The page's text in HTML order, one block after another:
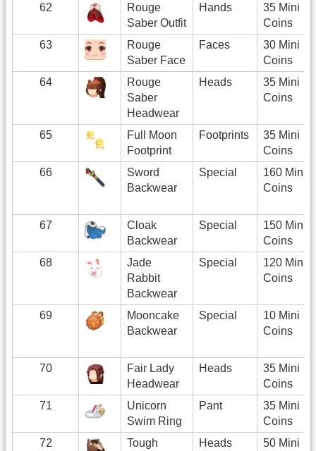
62
Rouge
Saber Outfit
Hands
35 Mini
Coins
63
Rouge
Saber Face
Faces
30 Mini
Coins
64
Rouge
Saber
Headwear
Heads
35 Mini
Coins
65
Full Moon
Footprint
Footprints
35 Mini
Coins
66
Sword
Backwear
Special
160 Mini
Coins
67
Cloak
Backwear
Special
150 Mini
Coins
68
Jade
Rabbit
Backwear
Special
120 Mini
Coins
69
Mooncake
Backwear
Special
10 Mini
Coins
70
Fair Lady
Headwear
Heads
35 Mini
Coins
71
Unicorn
Swim Ring
Pant
35 Mini
Coins
72
Tough
Heads
50 Mini